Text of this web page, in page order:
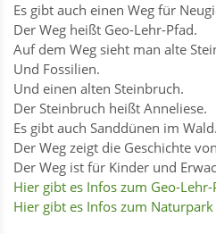
Es gibt auch einen Weg für
Der Weg heißt Geo-Lehr-Pfad.
Auf dem Weg sieht man alte
Und Fossilien.
Und einen alten Steinbruch.
Der Steinbruch heißt Anneliese.
Es gibt auch Sanddünen im Wald.
Der Weg zeigt die Geschichte
Der Weg ist für Kinder und
Hier gibt es Infos zum Geo-Lehr-
Hier gibt es Infos zum Naturpark